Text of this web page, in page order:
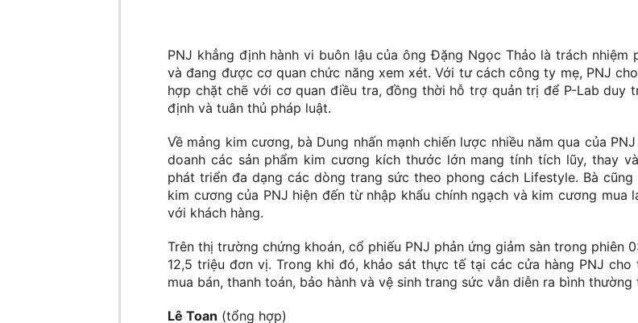
PNJ khẳng định hành vi buôn lậu của ông Đặng Ngọc Thảo là trách nhiệm
và đang được cơ quan chức năng xem xét. Với tư cách công ty mẹ, PNJ
hợp chặt chẽ với cơ quan điều tra, đồng thời hỗ trợ quản trị để P-Lab duy
định và tuân thủ pháp luật.
Về mảng kim cương, bà Dung nhấn mạnh chiến lược nhiều năm qua của
doanh các sản phẩm kim cương kích thước lớn mang tính tích lũy, thay
phát triển đa dạng các dòng trang sức theo phong cách Lifestyle. Bà
kim cương của PNJ hiện đến từ nhập khẩu chính ngạch và kim cương mua
với khách hàng.
Trên thị trường chứng khoán, cổ phiếu PNJ phản ứng giảm sàn trong phiên
12,5 triệu đơn vị. Trong khi đó, khảo sát thực tế tại các cửa hàng PNJ cho
mua bán, thanh toán, bảo hành và vệ sinh trang sức vẫn diễn ra bình thường
Lê Toan (tổng hợp)